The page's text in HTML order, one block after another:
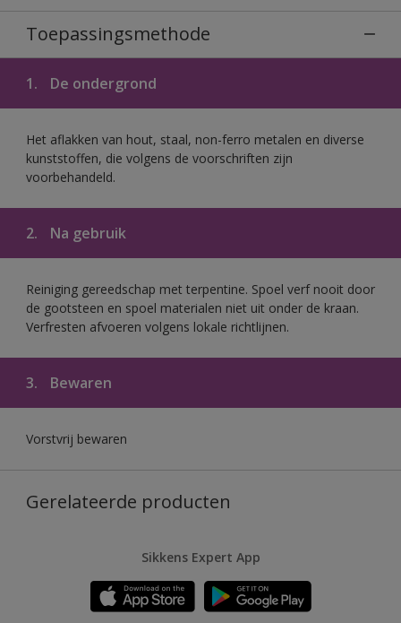
Toepassingsmethode
1. De ondergrond
Het aflakken van hout, staal, non-ferro metalen en diverse
kunststoffen, die volgens de voorschriften zijn
voorbehandeld.
2. Na gebruik
Reiniging gereedschap met terpentine. Spoel verf nooit door
de gootsteen en spoel materialen niet uit onder de kraan.
Verfresten afvoeren volgens lokale richtlijnen.
3. Bewaren
Vorstvrij bewaren
Gerelateerde producten
Sikkens Expert App